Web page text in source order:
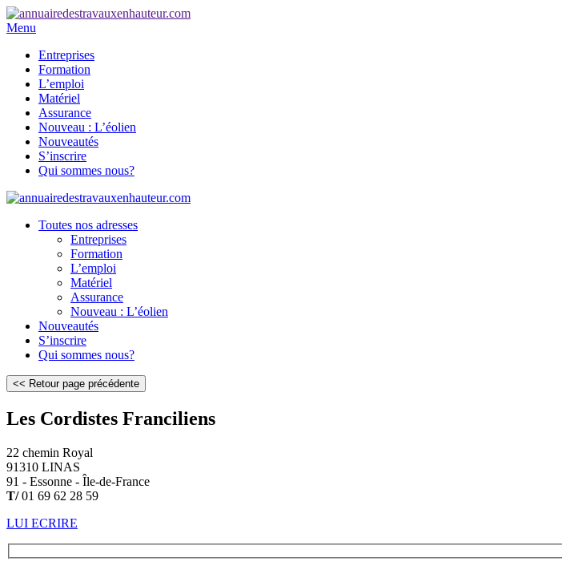
Menu
Entreprises
Formation
L’emploi
Matériel
Assurance
Nouveau : L’éolien
Nouveautés
S’inscrire
Qui sommes nous?
Toutes nos adresses
Entreprises
Formation
L’emploi
Matériel
Assurance
Nouveau : L’éolien
Nouveautés
S’inscrire
Qui sommes nous?
Les Cordistes Franciliens
22 chemin Royal
91310 LINAS
91 - Essonne - Île-de-France
T/01 69 62 28 59
LUI ECRIRE